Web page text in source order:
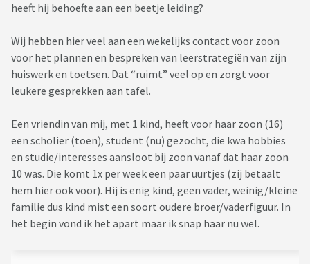
heeft hij behoefte aan een beetje leiding?
Wij hebben hier veel aan een wekelijks contact voor zoon
voor het plannen en bespreken van leerstrategiën van zijn
huiswerk en toetsen. Dat “ruimt” veel op en zorgt voor
leukere gesprekken aan tafel.
Een vriendin van mij, met 1 kind, heeft voor haar zoon (16)
een scholier (toen), student (nu) gezocht, die kwa hobbies
en studie/interesses aansloot bij zoon vanaf dat haar zoon
10 was. Die komt 1x per week een paar uurtjes (zij betaalt
hem hier ook voor). Hij is enig kind, geen vader, weinig/kleine
familie dus kind mist een soort oudere broer/vaderfiguur. In
het begin vond ik het apart maar ik snap haar nu wel.